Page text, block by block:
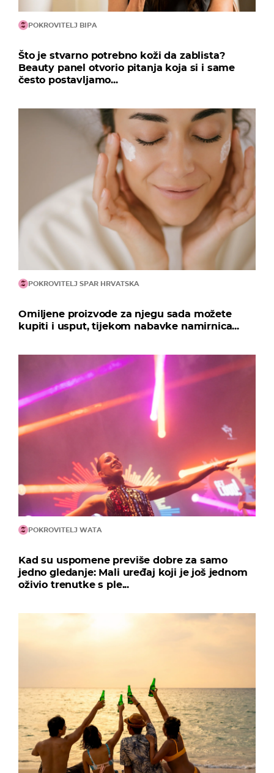
POKROVITELJ BIPA
Što je stvarno potrebno koži da zablista?
Beauty panel otvorio pitanja koja si i same
često postavljamo...
POKROVITELJ SPAR HRVATSKA
Omiljene proizvode za njegu sada možete
kupiti i usput, tijekom nabavke namirnica...
POKROVITELJ WATA
Kad su uspomene previše dobre za samo
jedno gledanje: Mali uređaj koji je još jednom
oživio trenutke s ple...